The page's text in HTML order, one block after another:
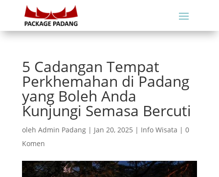
5 Cadangan Tempat
Perkhemahan di Padang
yang Boleh Anda
Kunjungi Semasa Bercuti
oleh Admin Padang| Jan 20, 2025 | Info Wisata | 0
Komen